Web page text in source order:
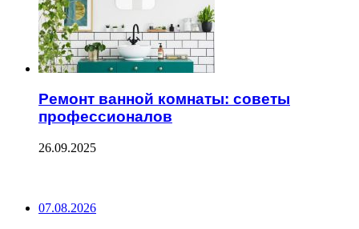
Ремонт ванной комнаты: советы
профессионалов
26.09.2025
07.08.2026